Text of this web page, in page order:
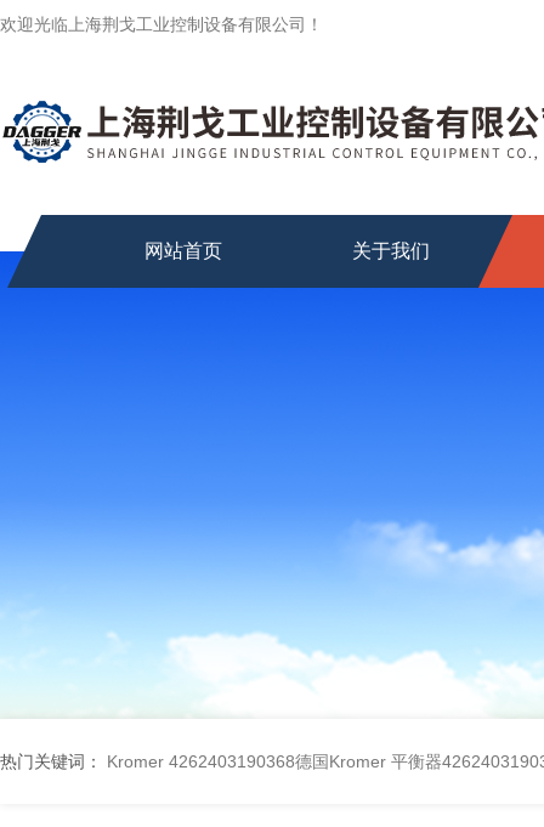
欢迎光临上海荆戈工业控制设备有限公司！
网站首页 关于我们
热门关键词： Kromer 4262403190368德国Kromer 平衡器